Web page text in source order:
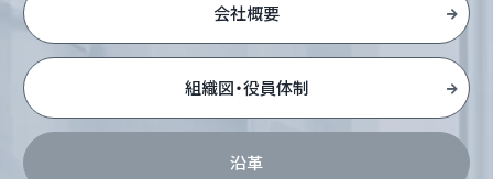
会社概要
組織図・役員体制
沿革